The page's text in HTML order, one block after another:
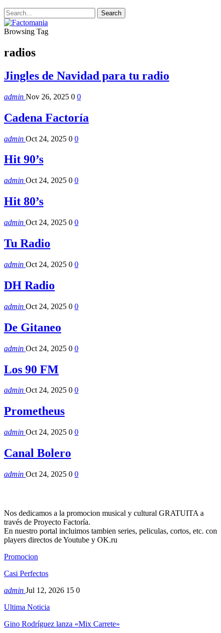
Browsing Tag
radios
Jingles de Navidad para tu radio
admin Nov 26, 2025 0 0
Cadena Factoría
admin Oct 24, 2025 0 0
Hit 90’s
admin Oct 24, 2025 0 0
Hit 80’s
admin Oct 24, 2025 0 0
Tu Radio
admin Oct 24, 2025 0 0
DH Radio
admin Oct 24, 2025 0 0
De Gitaneo
admin Oct 24, 2025 0 0
Los 90 FM
admin Oct 24, 2025 0 0
Prometheus
admin Oct 24, 2025 0 0
Canal Bolero
admin Oct 24, 2025 0 0
Nos dedicamos a la promocion musical y cultural GRATUITA a
través de Proyecto Factoría.
En nuestro portal incluimos tambien series, peliculas, cortos, etc. con
players directos de Youtube y OK.ru
Promocion
Casi Perfectos
admin Jul 12, 2026 15 0
Ultima Noticia
Gino Rodríguez lanza «Mix Carrete»